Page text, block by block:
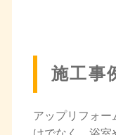
施工事
アップリフォー